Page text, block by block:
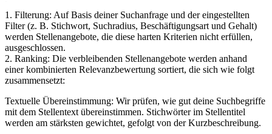
1. Filterung: Auf Basis deiner Suchanfrage und der eingestellten
Filter (z. B. Stichwort, Suchradius, Beschäftigungsart und Gehalt)
werden Stellenangebote, die diese harten Kriterien nicht erfüllen,
ausgeschlossen.
2. Ranking: Die verbleibenden Stellenangebote werden anhand
einer kombinierten Relevanzbewertung sortiert, die sich wie folgt
zusammensetzt:
Textuelle Übereinstimmung: Wir prüfen, wie gut deine Suchbegriffe
mit dem Stellentext übereinstimmen. Stichwörter im Stellentitel
werden am stärksten gewichtet, gefolgt von der Kurzbeschreibung.